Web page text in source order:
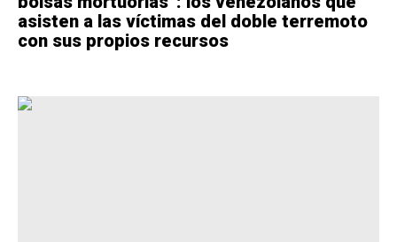
asisten a las víctimas del doble terremoto
con sus propios recursos